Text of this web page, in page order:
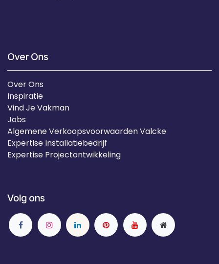
Over Ons
Over Ons
Inspiratie
Vind Je Vakman
Jobs
Algemene Verkoopsvoorwaarden Valcke
Expertise Installatiebedrijf
Expertise Projectontwikkeling
Volg ons